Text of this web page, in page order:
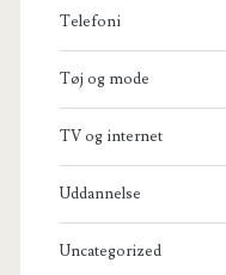
Telefoni
Tøj og mode
TV og internet
Uddannelse
Uncategorized